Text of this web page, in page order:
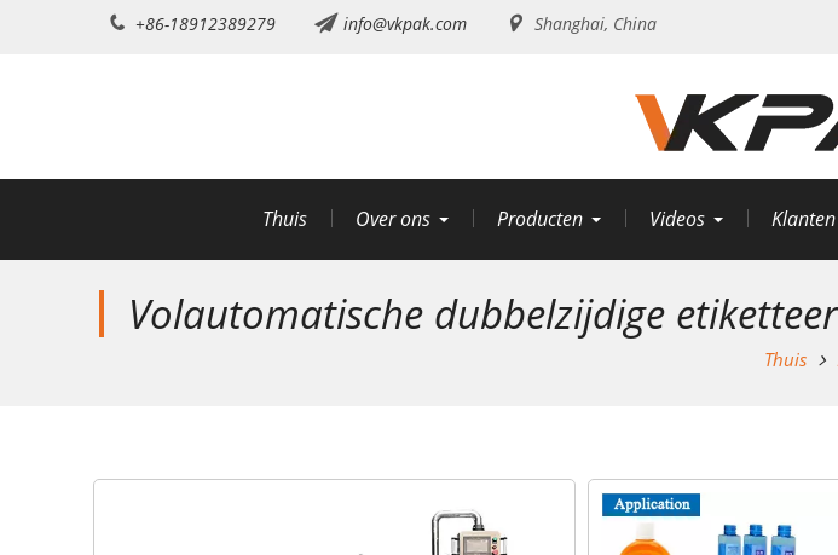
+86-18912389279 info@vkpak.com Shanghai, China
Thuis Over ons Producten Videos Klanten
Volautomatische dubbelzijdige
Thuis